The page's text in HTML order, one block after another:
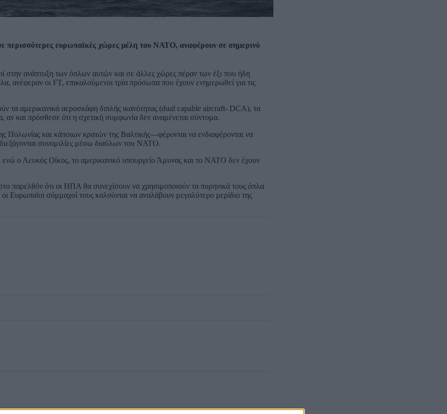
περισσότερες ευρωπαϊκές χώρες μέλη του ΝΑΤΟ, αναφέρουν σε σημερινό
στην ανάπτυξη των όπλων αυτών και σε άλλες χώρες πέραν των έξι που ήδη
ανέφεραν οι FT, επικαλούμενοι τρία πρόσωπα που έχουν ενημερωθεί για τις
τα αμερικανικά αεροσκάφη διπλής ικανότητας (dual capable aircraft- DCA), τα
και πρόσθεσε ότι η σχετική συμφωνία δεν αναμένεται σύντομα.
και κάποιων κρατών της Βαλτικής—φέρονται να ενδιαφέρονται να
συνομιλίες μέσω διαύλων του ΝΑΤΟ.
ενώ ο Λευκός Οίκος, το αμερικανικό υπουργείο Άμυνας και το ΝΑΤΟ δεν έχουν
παρελθόν ότι οι ΗΠΑ θα συνεχίσουν να χρησιμοποιούν τα πυρηνικά τους όπλα
Ευρωπαίοι σύμμαχοί τους καλούνται να αναλάβουν μεγαλύτερο μερίδιο της